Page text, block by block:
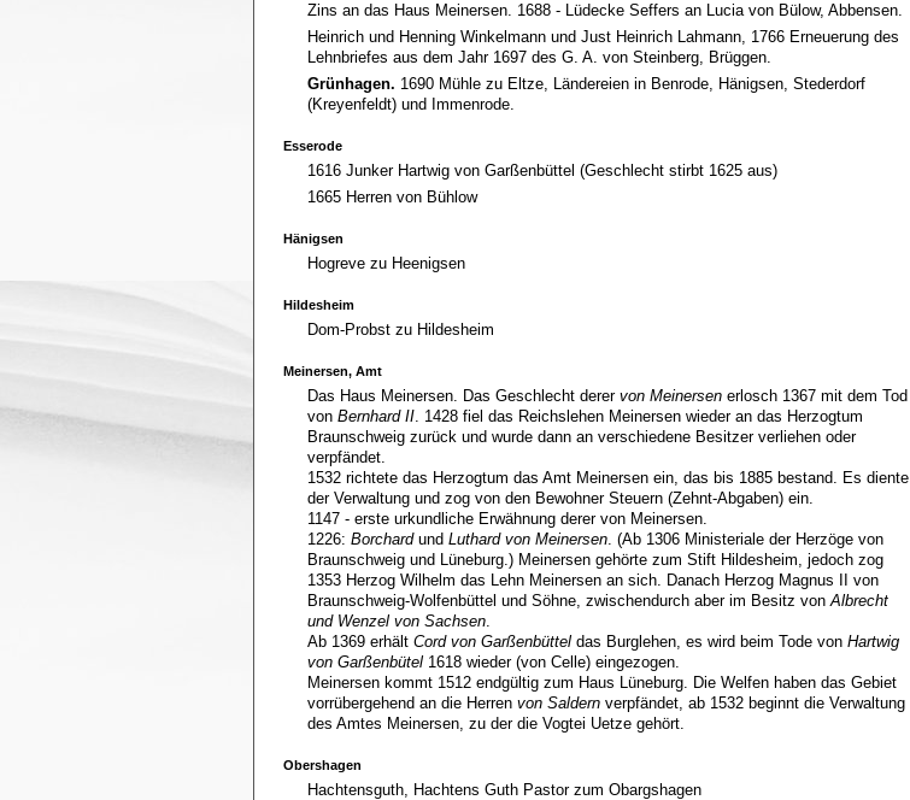
Zins an das Haus Meinersen. 1688 - Lüdecke Seffers an Lucia von Bülow, Abbensen.
Heinrich und Henning Winkelmann und Just Heinrich Lahmann, 1766 Erneuerung des
Lehnbriefes aus dem Jahr 1697 des G. A. von Steinberg, Brüggen.
Grünhagen. 1690 Mühle zu Eltze, Ländereien in Benrode, Hänigsen, Stederdorf
(Kreyenfeldt) und Immenrode.
Esserode
1616 Junker Hartwig von Garßenbüttel (Geschlecht stirbt 1625 aus)
1665 Herren von Bühlow
Hänigsen
Hogreve zu Heenigsen
Hildesheim
Dom-Probst zu Hildesheim
Meinersen, Amt
Das Haus Meinersen. Das Geschlecht derer von Meinersen erlosch 1367 mit dem Tod
von Bernhard II. 1428 fiel das Reichslehen Meinersen wieder an das Herzogtum
Braunschweig zurück und wurde dann an verschiedene Besitzer verliehen oder
verpfändet.
1532 richtete das Herzogtum das Amt Meinersen ein, das bis 1885 bestand. Es diente
der Verwaltung und zog von den Bewohner Steuern (Zehnt-Abgaben) ein.
1147 - erste urkundliche Erwähnung derer von Meinersen.
1226: Borchardund Luthard von Meinersen. (Ab 1306 Ministeriale der Herzöge von
Braunschweig und Lüneburg.) Meinersen gehörte zum Stift Hildesheim, jedoch zog
1353 Herzog Wilhelm das Lehn Meinersen an sich. Danach Herzog Magnus II von
Braunschweig-Wolfenbüttel und Söhne, zwischendurch aber im Besitz vonAlbrecht
und Wenzel von Sachsen.
Ab 1369 erhält Cord von Garßenbüttel das Burglehen, es wird beim Tode von Hartwig
von Garßenbütel 1618 wieder (von Celle) eingezogen.
Meinersen kommt 1512 endgültig zum Haus Lüneburg. Die Welfen haben das Gebiet
vorrübergehend an die Herren von Saldern verpfändet, ab 1532 beginnt die Verwaltung
des Amtes Meinersen, zu der die Vogtei Uetze gehört.
Obershagen
Hachtensguth, Hachtens Guth Pastor zum Obargshagen